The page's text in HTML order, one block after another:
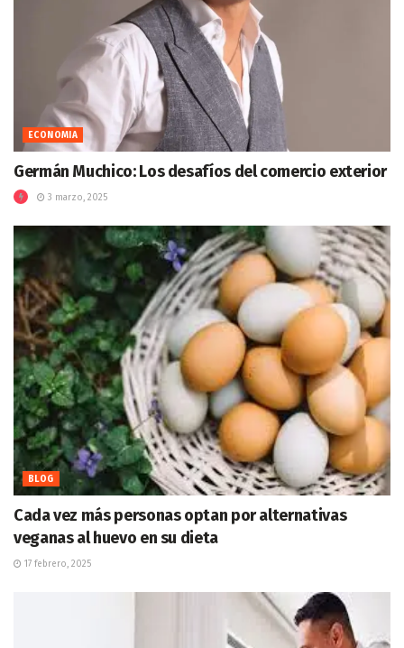
ECONOMIA
Germán Muchico: Los desafíos del comercio exterior
3 marzo, 2025
BLOG
Cada vez más personas optan por alternativas
veganas al huevo en su dieta
17 febrero, 2025